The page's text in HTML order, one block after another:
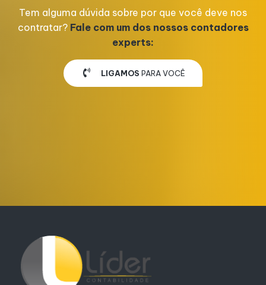
Tem alguma dúvida sobre por que você deve nos
contratar? Fale com um dos nossos contadores
experts:
LIGAMOS PARA VOCÊ